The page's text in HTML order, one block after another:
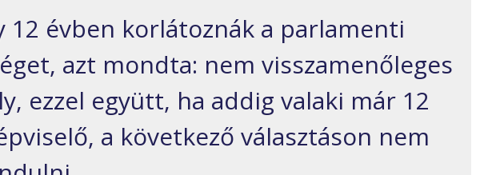
12 évben korlátoznák a parlamenti
azt mondta: nem visszamenőleges
ezzel együtt, ha addig valaki már 12
a következő választáson nem